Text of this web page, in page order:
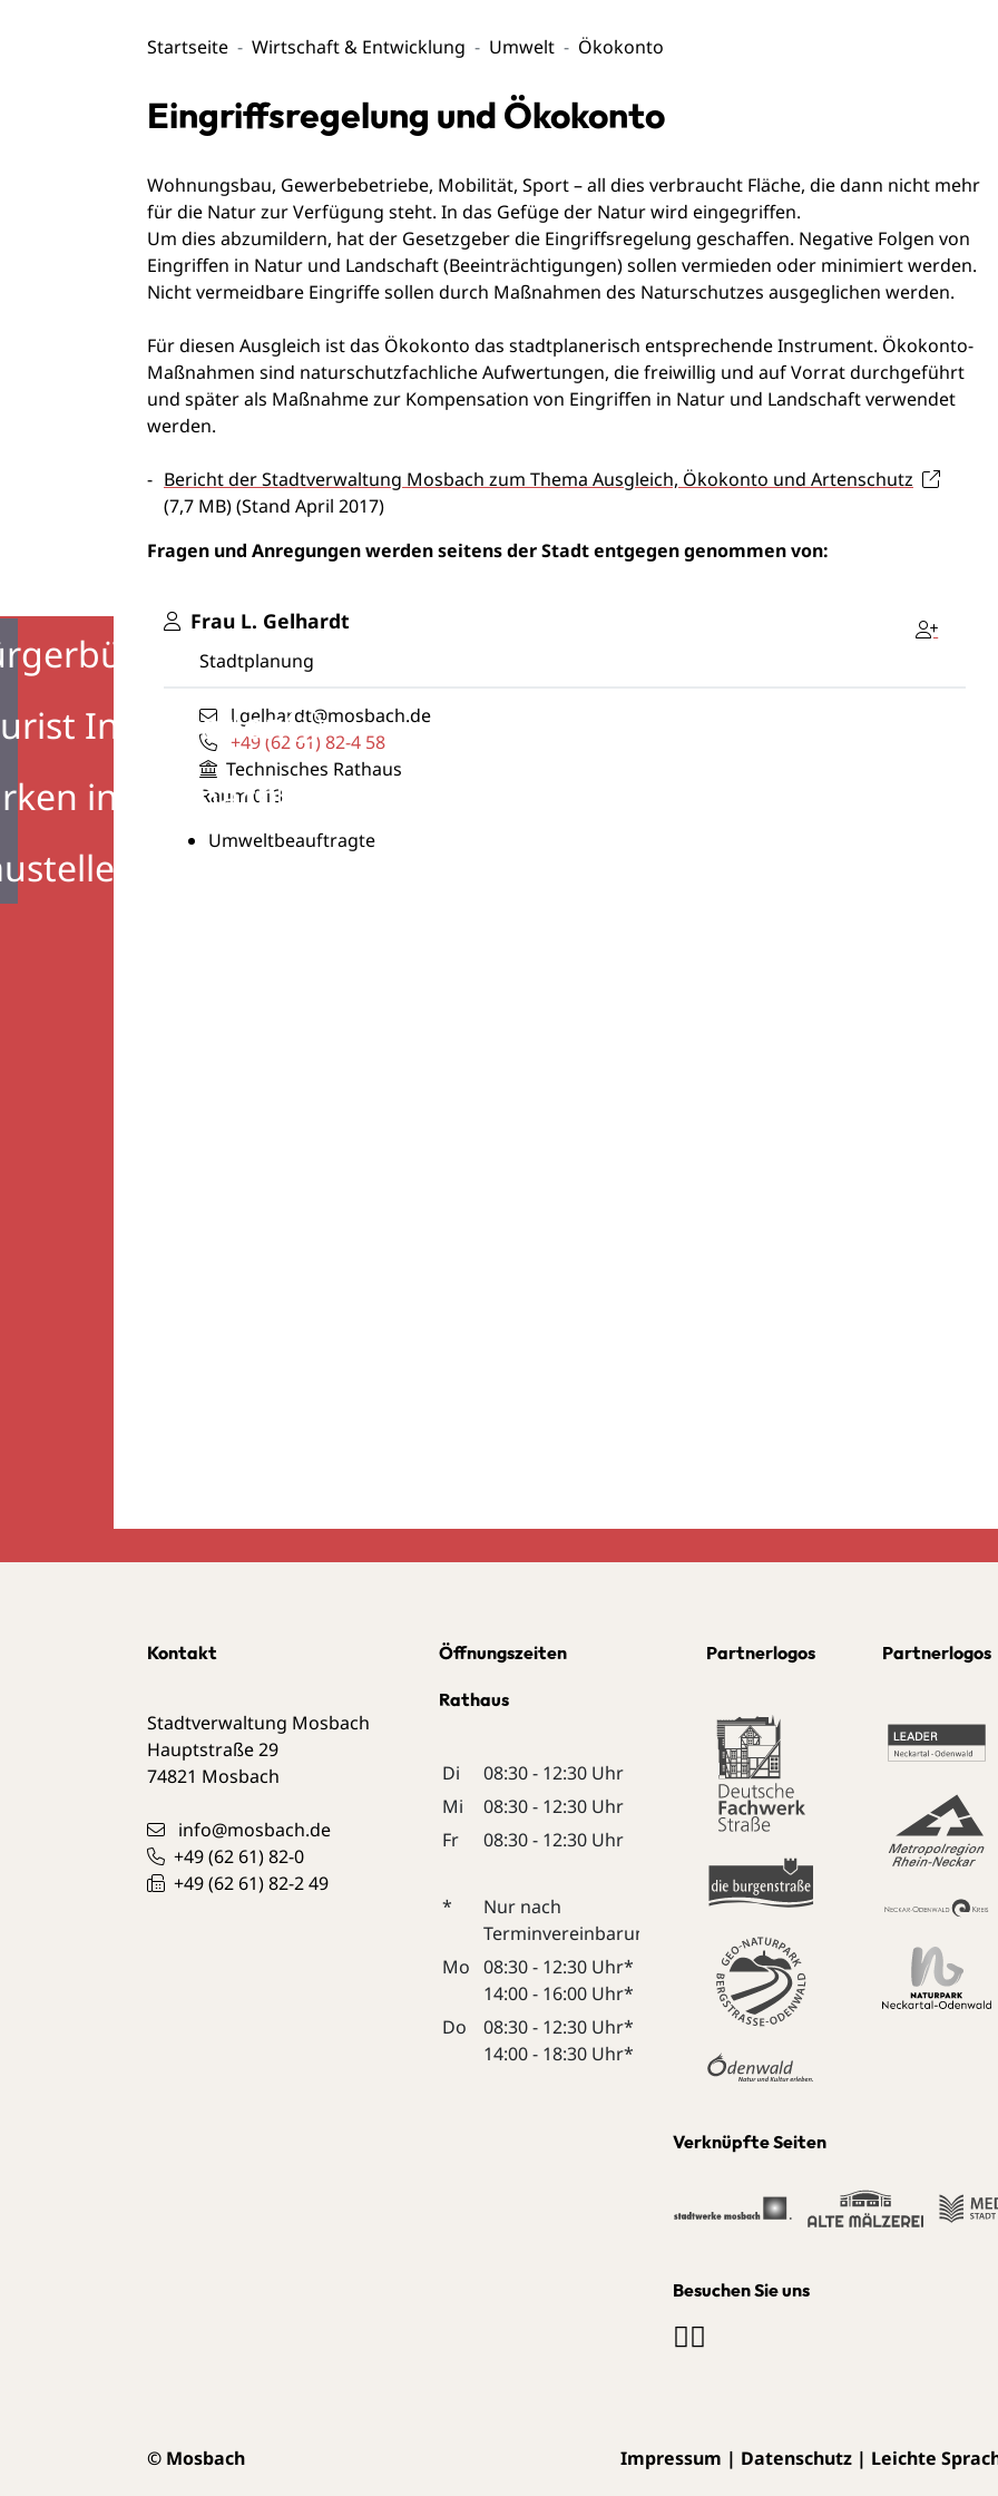
Startseite Wirtschaft & Entwicklung Umwelt Ökokonto
Information
in Mosbach
in Mosbach
Eingriffsregelung und Ökokonto
Wohnungsbau, Gewerbebetriebe, Mobilität, Sport – all dies verbraucht Fläche, die dann nicht mehr
für die Natur zur Verfügung steht. In das Gefüge der Natur wird eingegriffen.
Um dies abzumildern, hat der Gesetzgeber die Eingriffsregelung geschaffen. Negative Folgen von
Eingriffen in Natur und Landschaft (Beeinträchtigungen) sollen vermieden oder minimiert werden.
Nicht vermeidbare Eingriffe sollen durch Maßnahmen des Naturschutzes ausgeglichen werden.
Für diesen Ausgleich ist das Ökokonto das stadtplanerisch entsprechende Instrument. Ökokonto-
Maßnahmen sind naturschutzfachliche Aufwertungen, die freiwillig und auf Vorrat durchgeführt
und später als Maßnahme zur Kompensation von Eingriffen in Natur und Landschaft verwendet
werden.
Bericht der Stadtverwaltung Mosbach zum Thema Ausgleich, Ökokonto und Artenschutz
(7,7 MB)(Stand April 2017)
Fragen und Anregungen werden seitens der Stadt entgegen genommen von:
Frau L. Gelhardt
Stadtplanung
l.gelhardt@mosbach.de
+49 (62 61) 82-4 58
Technisches Rathaus
Raum 013
Umweltbeauftragte
Kontakt
Stadtverwaltung Mosbach
Hauptstraße 29
74821 Mosbach
info@mosbach.de
+49 (6261) 82-0
+49 (6261) 82-249
Öffnungszeiten
Rathaus
Di
08:30 - 12:30 Uhr
Mi
08:30 - 12:30 Uhr
Fr
08:30 - 12:30 Uhr
*
Nur nach
Terminvereinbarung:
Mo
08:30 - 12:30 Uhr*
14:00 - 16:00 Uhr*
Do
08:30 - 12:30 Uhr*
14:00 - 18:30 Uhr*
Partnerlogos Partnerlogos
Verknüpfte Seiten
Besuchen Sie uns
© Mosbach Impressum | Datenschutz | Leichte